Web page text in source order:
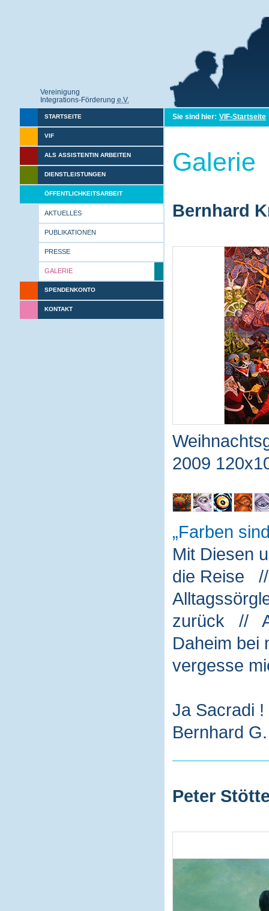
Vereinigung
Integrations-Förderung e.V.
STARTSEITE
VIF
ALS ASSISTENTIN ARBEITEN
DIENSTLEISTUNGEN
ÖFFENTLICHKEITSARBEIT
AKTUELLES
PUBLIKATIONEN
PRESSE
GALERIE
SPENDENKONTO
KONTAKT
Sie sind hier: VIF-Startseite
Galerie
Bernhard
2009
Farben
Mit Diesen
die Reise
zurück //
Daheim
vergesse
Ja Sacradi
Bernhard
Peter